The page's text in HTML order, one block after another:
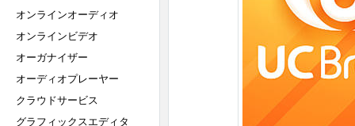
オンラインオーディオ
オンラインビデオ
オーガナイザー
オーディオプレーヤー
クラウドサービス
グラフィックスエディタ